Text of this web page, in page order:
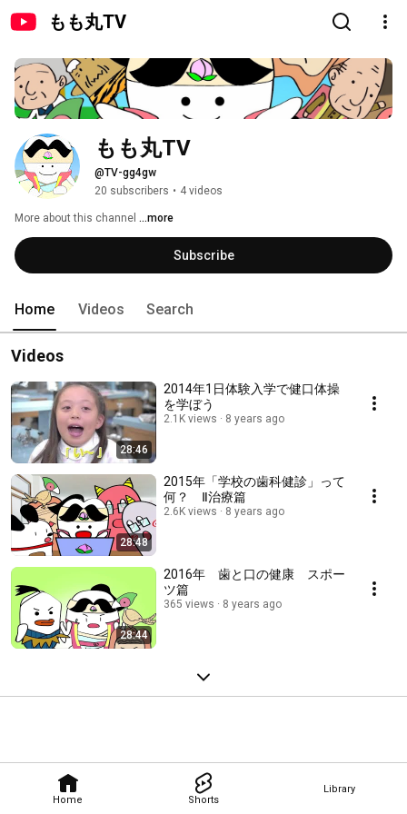
もも丸TV
Home Shorts
Library
もも丸TV
@TV-gg4gw
20 subscribers • 4 videos
More about this channel ...more
Subscribe
Home Videos Search
Videos
28:46
2014年1日体験入学で健口体操
を学ぼう
2.1K views 8 years ago
28:48
2015年「学校の歯科健診」って
何？ Ⅱ治療篇
2.6K views 8 years ago
28:44
2016年 歯と口の健康 スポー
ツ篇
365 views 8 years ago